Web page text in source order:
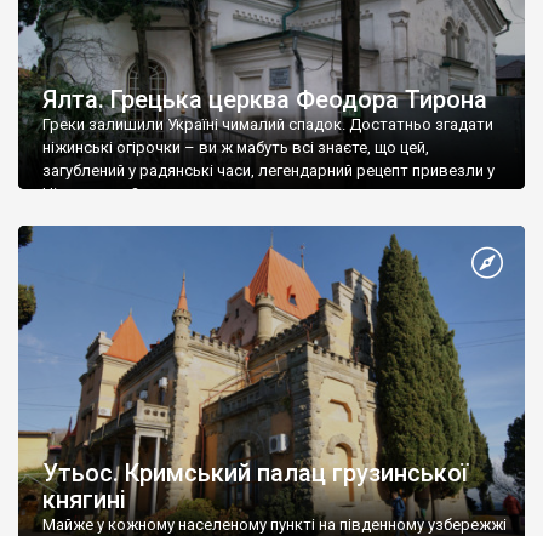
Ялта. Грецька церква Феодора Тирона
Греки залишили Україні чималий спадок. Достатньо згадати
ніжинські огірочки – ви ж мабуть всі знаєте, що цей,
загублений у радянські часи, легендарний рецепт привезли у
Ніжин греки?
Утьос. Кримський палац грузинської
княгині
Майже у кожному населеному пункті на південному узбережжі